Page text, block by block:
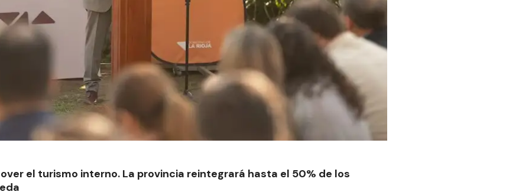
el turismo interno. La provincia reintegrará hasta el 50% de los